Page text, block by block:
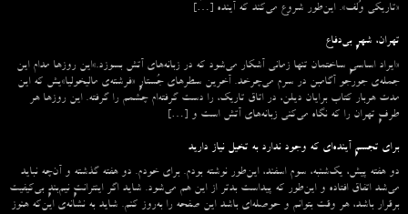
«تاریکی وُلف». این‌طور شروع می‌‌کند که آینده […]
تهران، شهرِ بی‌دفاع
«ایراد اساسیِ ساختمان تنها زمانی آشکار می‌شود که در زبانه‌‌های آتش بسوزد.»این روزها مدام این
جمله‌ی جورجو آگامبن در سرم می‌چرخد. آخرین سطرهای جُستارِ «فرشته‌ی مالیخولیا»یش که این
مدت هربار کتاب برایان دیلن، در اتاق تاریک، را دست گرفته‌ام چشمم را گرفته. این روزها هر
طرفِ تهران را که نگاه می‌کنی زبانه‌های آتش است و […]
برای تجسمِ آینده‌ای که وجود ندارد به تخیل نیاز دارید
دو هفته پیش، یک‌شنبه، سوم اسفند، این‌طور نوشته بودم. برای خودم. دو هفته گذشته و آن‌چه نباید
می‌شد اتفاق افتاده و این‌طور که پیداست بدتر از این هم می‌شود. شاید اگر اینترانتِ نیم‌بندِ بی‌کیفیت
برقرار باشد، هر وقت بتوانم و حوصله‌ای باشد این صفحه را به‌روز کنم. شاید به نشانه‌ی این‌که هنوز